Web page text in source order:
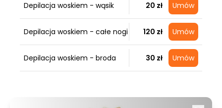
Depilacja woskiem - wąsik 20 zł Umów
Depilacja woskiem - całe nogi 120 zł Umów
Depilacja woskiem - broda 30 zł Umów